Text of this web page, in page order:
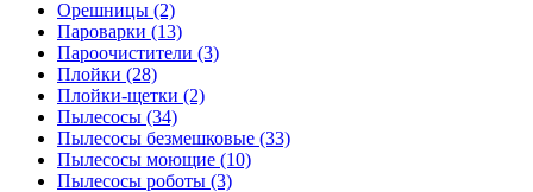
Орешницы (2)
Пароварки (13)
Пароочистители (3)
Плойки (28)
Плойки-щетки (2)
Пылесосы (34)
Пылесосы безмешковые (33)
Пылесосы моющие (10)
Пылесосы роботы (3)